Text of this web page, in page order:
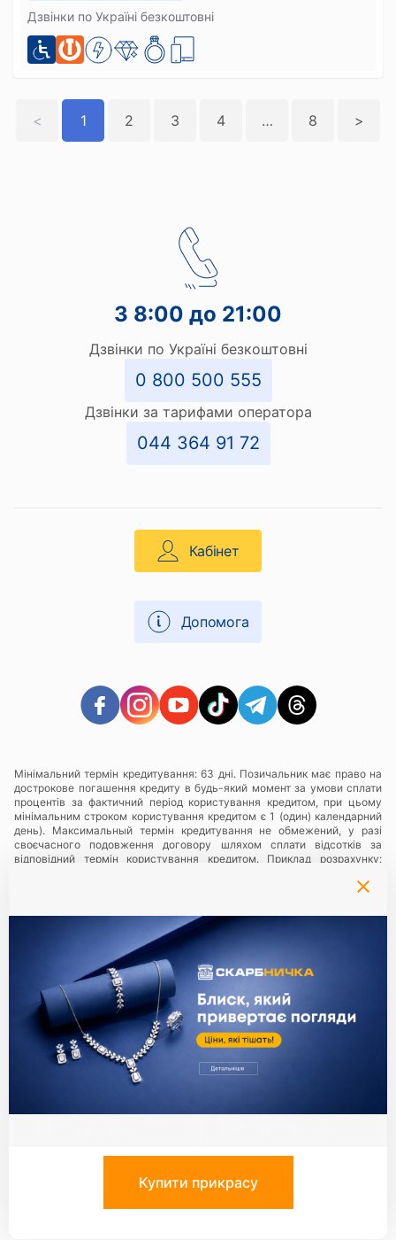
Дзвінки по Україні безкоштовні
< 1 2 3 4 >> 8 >
З 8:00 до 21:00
Дзвінки по Україні безкоштовні
0 800 500 555
Дзвінки за тарифами оператора
044 364 91 72
Кабінет
Допомога
Мінімальний термін кредитування: 63 дні. Позичальник має право на
дострокове погашення кредиту в будь-який момент за умови сплати
процентів за фактичний період користування кредитом, при цьому
мінімальним строком користування кредитом є 1 (один) календарний
день). Максимальный термін кредитування не обмежений, у разі
своєчасного подовження договору шляхом сплати відсотків за
відповідний термін користування кредитом. Приклад розрахунку:
1,3% в день, приклад розрахунку: при сумі кредиту 1000 грн., плата за
користування 63 календарні дні Позичальнику необхідно буде
заплатити суму у розмірі 819 грн.
Послуги надаються в мережі ломбардів
юридичні особи та їх відокремлені підрозділи, що надають ломбардні
послуги з використанням торгівельної марки (знаку для товарів та
послуг) «Скарбниця ТМ»..Політика конфіденційності
Партнери:
Єдиний ключ до всіх сервісів
Застосунок Скарбниця Застосунок Скарбниця
Всі права захищені ©Ломбард«Скарбниця» 1992-